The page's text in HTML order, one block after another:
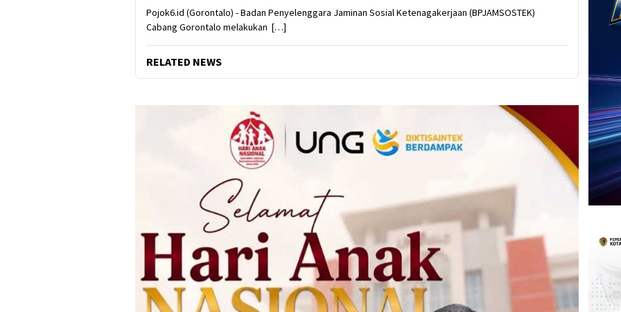
Pojok6.id (Gorontalo) - Badan Penyelenggara Jaminan Sosial Ketenagakerjaan (BPJAMSOSTEK)
Cabang Gorontalo melakukan […]
RELATED NEWS